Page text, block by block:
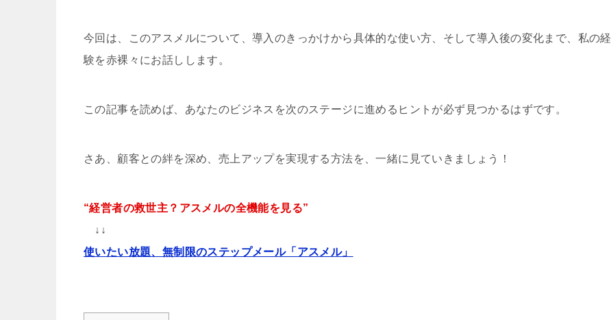
今回は、このアスメルについて、導入のきっかけから具体的な使い方、そして導入後の変化まで、私の経
験を赤裸々にお話しします。
この記事を読めば、あなたのビジネスを次のステージに進めるヒントが必ず見つかるはずです。
さあ、顧客との絆を深め、売上アップを実現する方法を、一緒に見ていきましょう！
“経営者の救世主？アスメルの全機能を見る”
↓↓
使いたい放題、無制限のステップメール「アスメル」